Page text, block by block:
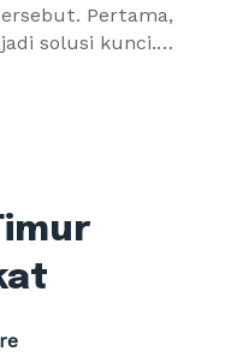
Pertama,
solusi kunci.…